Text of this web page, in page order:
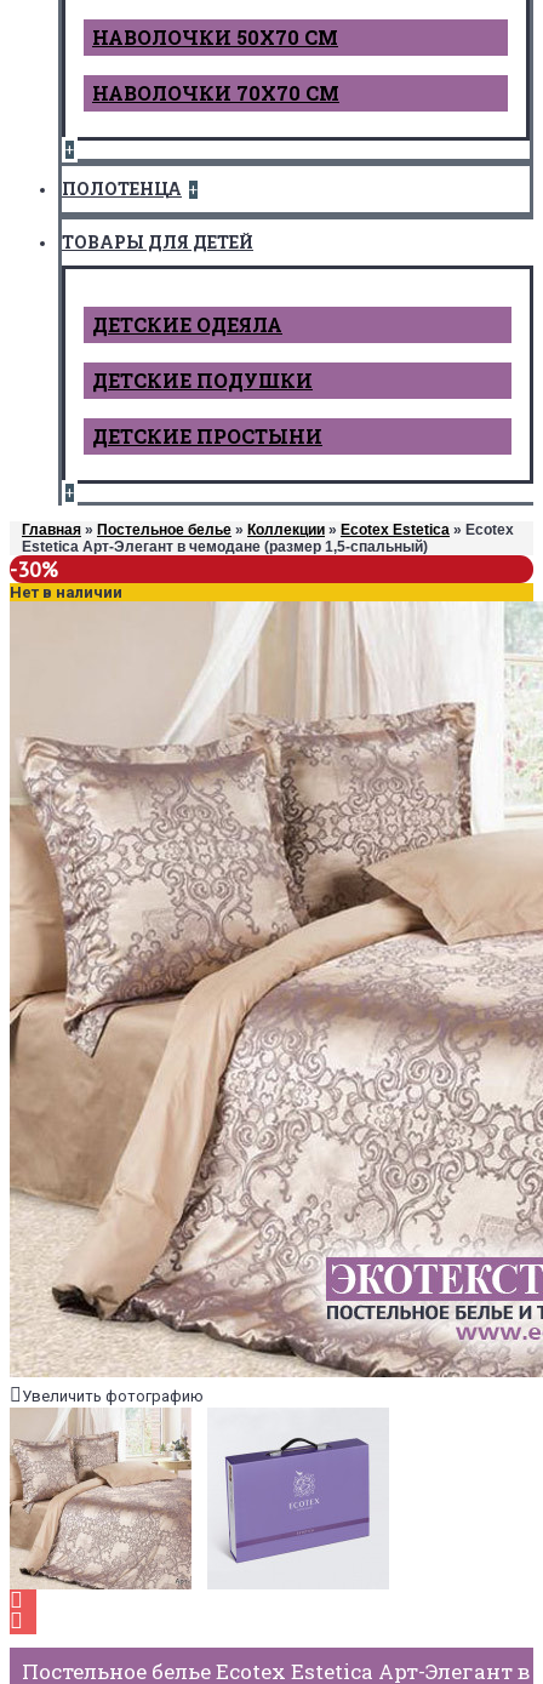
НАВОЛОЧКИ 50Х70 СМ
НАВОЛОЧКИ 70Х70 СМ
+
ПОЛОТЕНЦА +
ТОВАРЫ ДЛЯ ДЕТЕЙ
ДЕТCКИЕ ОДЕЯЛА
ДЕТСКИЕ ПОДУШКИ
ДЕТСКИЕ ПРОСТЫНИ
+
Главная » Постельное белье » Коллекции » Ecotex Estetica » Ecotex
Estetica Арт-Элегант в чемодане (размер 1,5-спальный)
-30%
Нет в наличии
Увеличить фотографию
Постельное белье Ecotex Estetica Арт-Элегант в